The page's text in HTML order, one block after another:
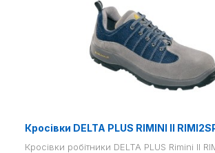
Кросівки DELTA PLUS RIMINI II
Кросівки робітники DELTA PLUS Rimini II